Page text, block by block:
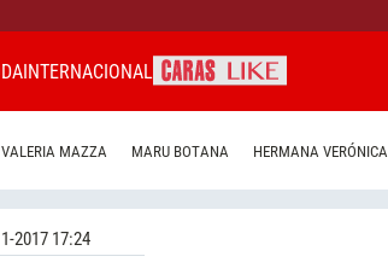
INTERNACIONAL
VALERIA MAZZA MARU BOTANA HERMANA VERÓNICA
2017 17:24